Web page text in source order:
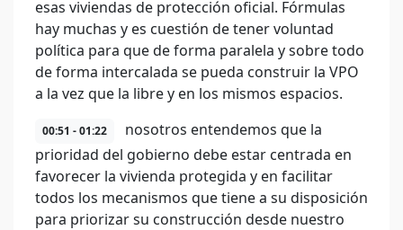
esas viviendas de protección oficial. Fórmulas
hay muchas y es cuestión de tener voluntad
política para que de forma paralela y sobre todo
de forma intercalada se pueda construir la VPO
a la vez que la libre y en los mismos espacios.
00:51 - 01:22
nosotros entendemos que la
prioridad del gobierno debe estar centrada en
favorecer la vivienda protegida y en facilitar
todos los mecanismos que tiene a su disposición
para priorizar su construcción desde nuestro